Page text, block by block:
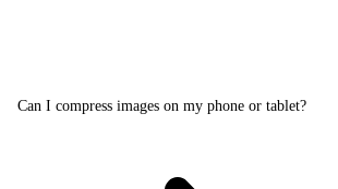
Can I compress images on my phone or tablet?